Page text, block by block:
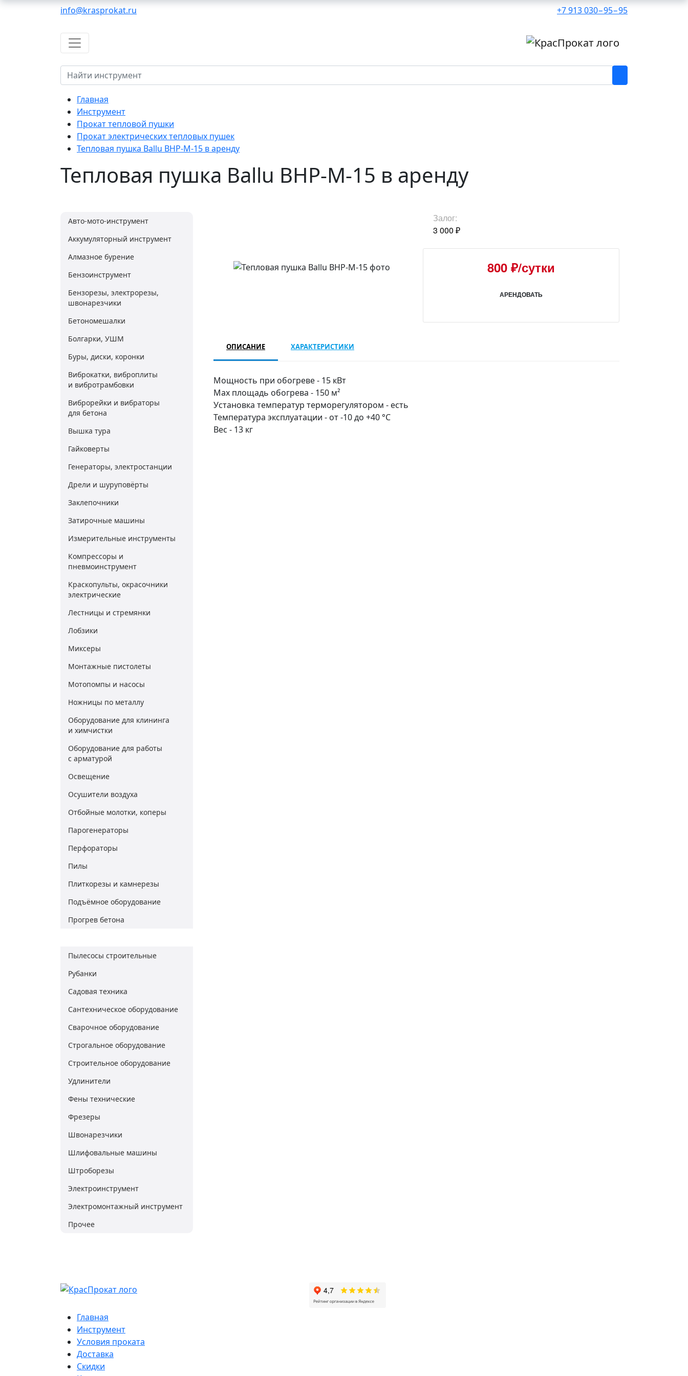
info@krasprokat.ru +7 913 030−95−95
Главная
Инструмент
Прокат тепловой пушки
Прокат электрических тепловых пушек
Тепловая пушка Ballu BHP-M-15 в аренду
Тепловая пушка Ballu BHP-M-15 в аренду
Авто-мото-инструмент
Аккумуляторный инструмент
Алмазное бурение
Бензоинструмент
Бензорезы, электрорезы,
швонарезчики
Бетономешалки
Болгарки, УШМ
Буры, диски, коронки
Виброкатки, виброплиты
и вибротрамбовки
Виброрейки и вибраторы
для бетона
Вышка тура
Гайковерты
Генераторы, электростанции
Дрели и шуруповёрты
Заклепочники
Затирочные машины
Измерительные инструменты
Компрессоры и
пневмоинструмент
Краскопульты, окрасочники
электрические
Лестницы и стремянки
Лобзики
Миксеры
Монтажные пистолеты
Мотопомпы и насосы
Ножницы по металлу
Оборудование для клининга
и химчистки
Оборудование для работы
с арматурой
Освещение
Осушители воздуха
Отбойные молотки, коперы
Парогенераторы
Перфораторы
Пилы
Плиткорезы и камнерезы
Подъёмное оборудование
Прогрев бетона
Пылесосы строительные
Рубанки
Садовая техника
Сантехническое оборудование
Сварочное оборудование
Строгальное оборудование
Строительное оборудование
Удлинители
Фены технические
Фрезеры
Швонарезчики
Шлифовальные машины
Штроборезы
Электроинструмент
Электромонтажный инструмент
Прочее
Залог:
3 000 ₽
800 ₽/сутки
АРЕНДОВАТЬ
ОПИСАНИЕ ХАРАКТЕРИСТИКИ
Мощность при обогреве - 15 кВт
Max площадь обогрева - 150 м²
Установка температур терморегулятором - есть
Температура эксплуатации - от -10 до +40 °С
Вес - 13 кг
Главная
Инструмент
Условия проката
Доставка
Скидки